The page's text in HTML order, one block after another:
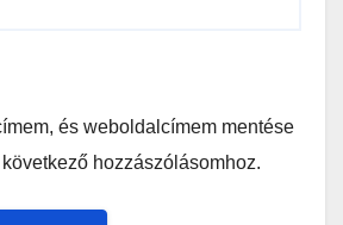
és weboldalcímem mentése
hozzászólásomhoz.